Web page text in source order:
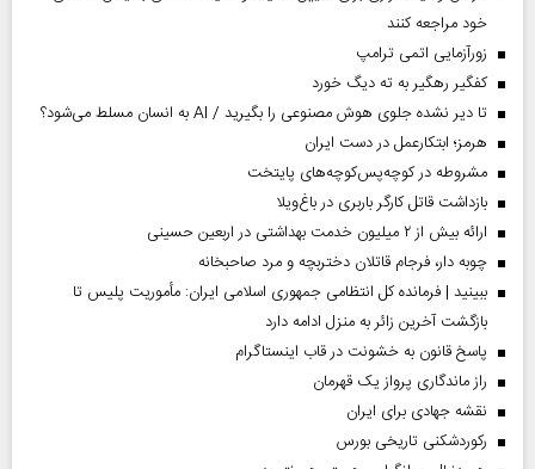
خود مراجعه کنند
زورآزمایی اتمی ترامپ
کفگیر رهگیر به ته دیگ خورد
تا دیر نشده جلوی هوش مصنوعی را بگیرید / AI به انسان مسلط می‌شود؟
هرمز؛ ابتکارعمل در دست ایران
مشروطه در کوچه‌پس‌کوچه‌های پایتخت
بازداشت قاتل کارگر باربری در باغ‌ویلا
ارائه بیش از ۲ میلیون خدمت بهداشتی در اربعین حسینی
چوبه دار، فرجام قاتلان دختربچه و مرد صاحبخانه
ببینید | فرمانده کل انتظامی جمهوری اسلامی ایران­: مأموریت پلیس تا
بازگشت آخرین زائر به منزل ادامه دارد
پاسخ قانون به خشونت در قاب اینستاگرام
راز ماندگاری پرواز یک قهرمان
نقشه جهادی برای ایران
رکوردشکنی تاریخی بورس